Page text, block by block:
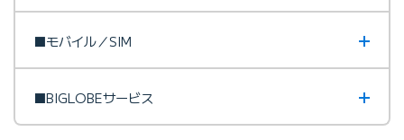
■モバイル／SIM
■BIGLOBEサービス